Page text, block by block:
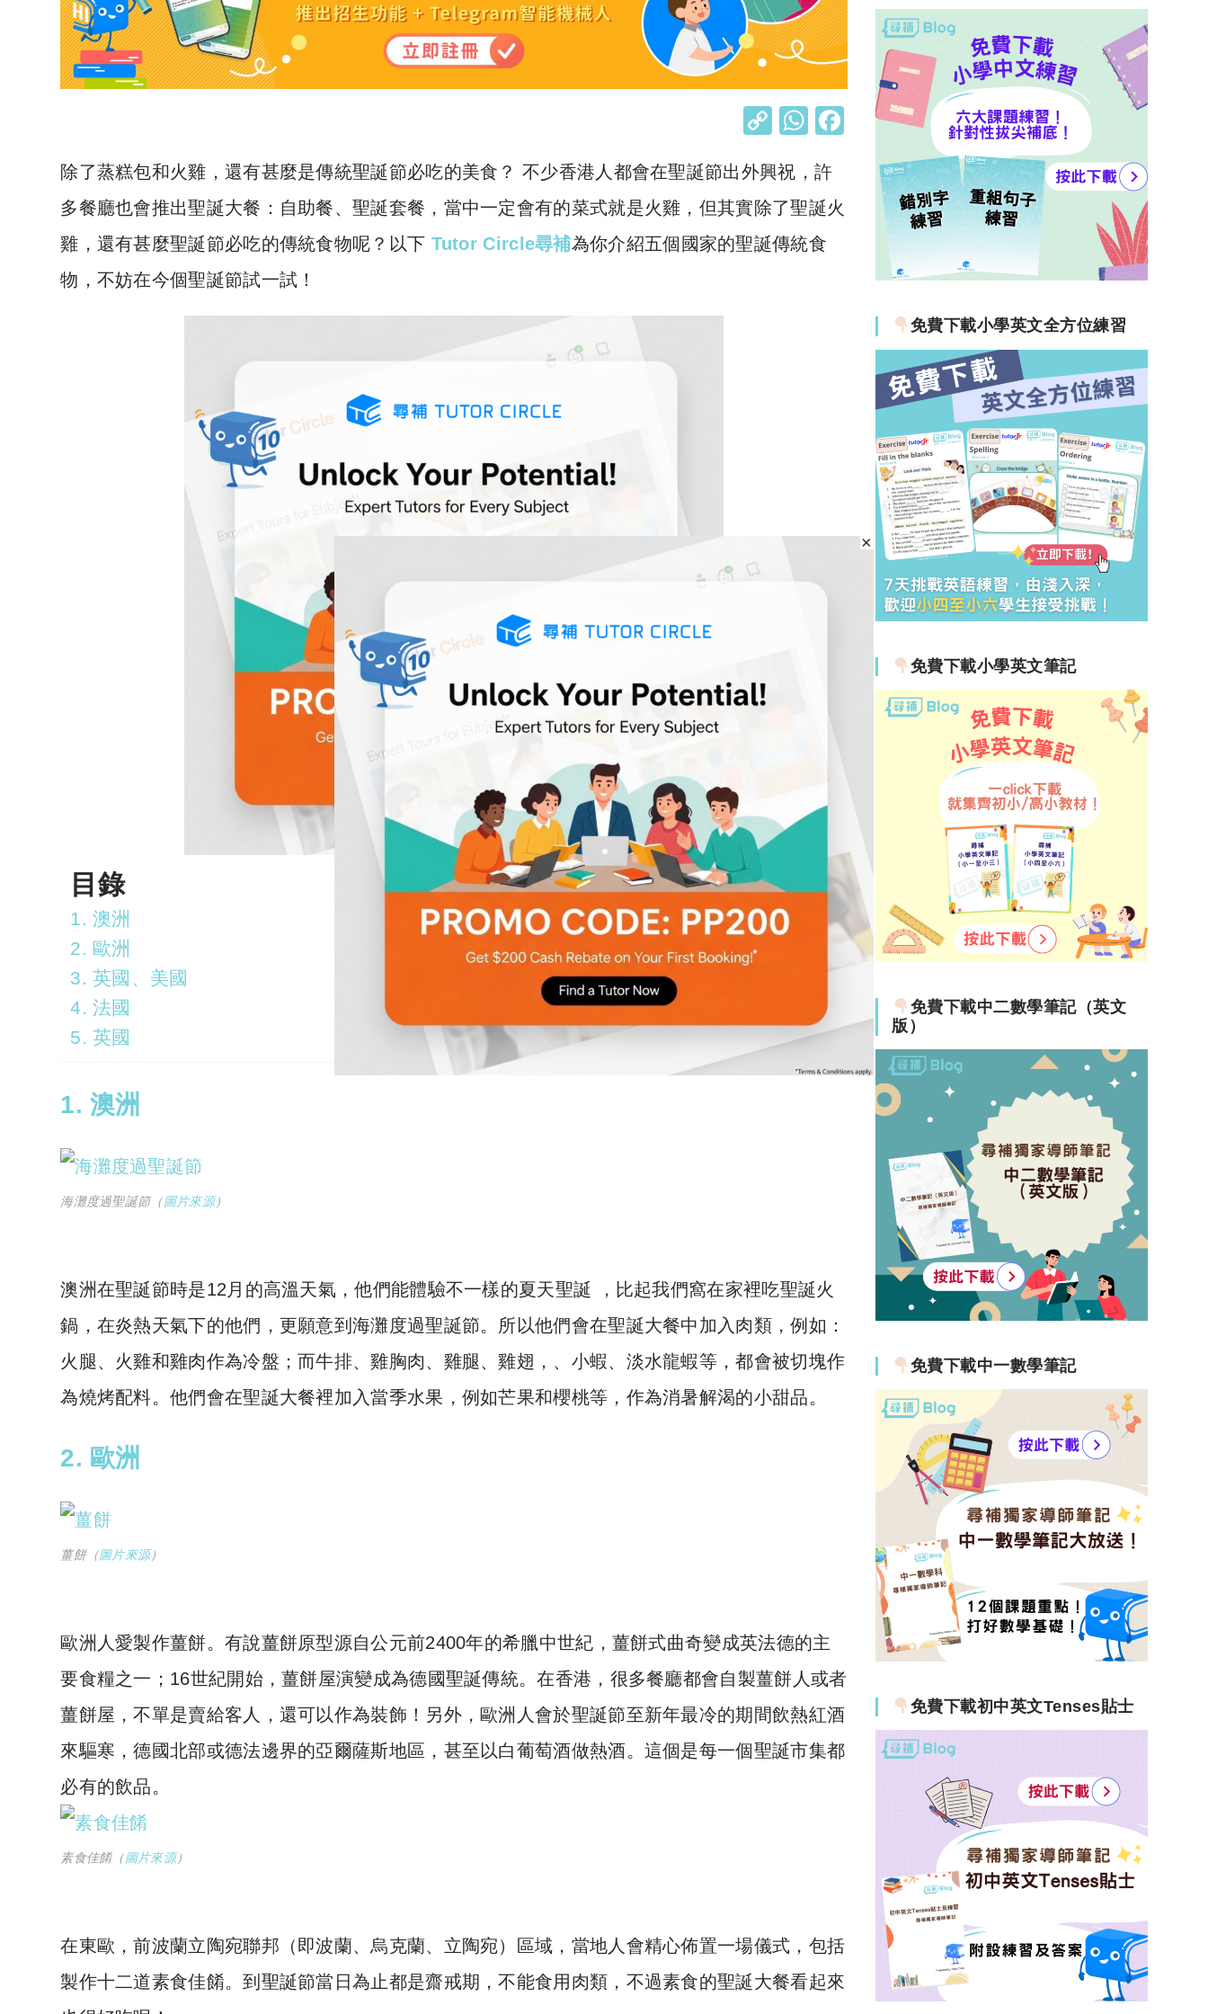
C
p
y
Li
W
at
s
A
除了蒸糕包和火雞，還有甚麼是傳統聖誕節必吃的美食？ 不少香港人都會在聖誕節出外興祝，許
多餐廳也會推出聖誕大餐：自助餐、聖誕套餐，當中一定會有的菜式就是火雞，但其實除了聖誕火
雞，還有甚麼聖誕節必吃的傳統食物呢？以下 Tutor Circle尋補為你介紹五個國家的聖誕傳統食
物，不妨在今個聖誕節試一試！
目錄
1. 澳洲
2. 歐洲
3. 英國、美國
4. 法國
5. 英國
1. 澳洲
海灘度過聖誕節（圖片來源）
澳洲在聖誕節時是12月的高溫天氣，他們能體驗不一樣的夏天聖誕 ，比起我們窩在家裡吃聖誕火
鍋，在炎熱天氣下的他們，更願意到海灘度過聖誕節。所以他們會在聖誕大餐中加入肉類，例如：
火腿、火雞和雞肉作為冷盤；而牛排、雞胸肉、雞腿、雞翅，、小蝦、淡水龍蝦等，都會被切塊作
為燒烤配料。他們會在聖誕大餐裡加入當季水果，例如芒果和櫻桃等，作為消暑解渴的小甜品。
2. 歐洲
薑餅（圖片來源）
歐洲人愛製作薑餅。有說薑餅原型源自公元前2400年的希臘中世紀，薑餅式曲奇變成英法德的主
要食糧之一；16世紀開始，薑餅屋演變成為德國聖誕傳統。在香港，很多餐廳都會自製薑餅人或者
薑餅屋，不單是賣給客人，還可以作為裝飾！另外，歐洲人會於聖誕節至新年最冷的期間飲熱紅酒
來驅寒，德國北部或德法邊界的亞爾薩斯地區，甚至以白葡萄酒做熱酒。這個是每一個聖誕市集都
必有的飲品。
素食佳餚（圖片來源）
在東歐，前波蘭立陶宛聯邦（即波蘭、烏克蘭、立陶宛）區域，當地人會精心佈置一場儀式，包括
製作十二道素食佳餚。到聖誕節當日為止都是齋戒期，不能食用肉類，不過素食的聖誕大餐看起來
免費下載小學英文全方位練習
免費下載小學英文筆記
免費下載中二數學筆記（英文
版）
免費下載中一數學筆記
免費下載初中英文Tenses貼士